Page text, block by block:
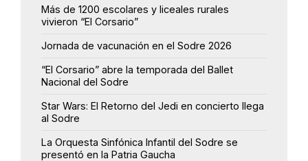
Más de 1200 escolares y liceales rurales
vivieron “El Corsario”
Jornada de vacunación en el Sodre 2026
“El Corsario” abre la temporada del Ballet
Nacional del Sodre
Star Wars: El Retorno del Jedi en concierto llega
al Sodre
La Orquesta Sinfónica Infantil del Sodre se
presentó en la Patria Gaucha